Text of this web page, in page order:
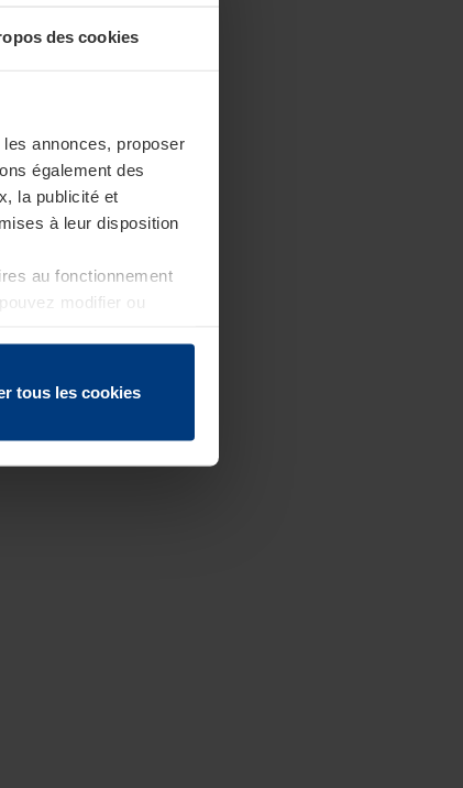
des cookies
annonces, proposer
également des
la publicité et
à leur disposition
au fonctionnement
modifier ou
tous les cookies